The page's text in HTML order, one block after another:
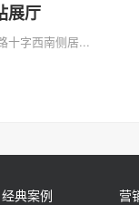
展厅
十字西南侧居...
经典案例 营